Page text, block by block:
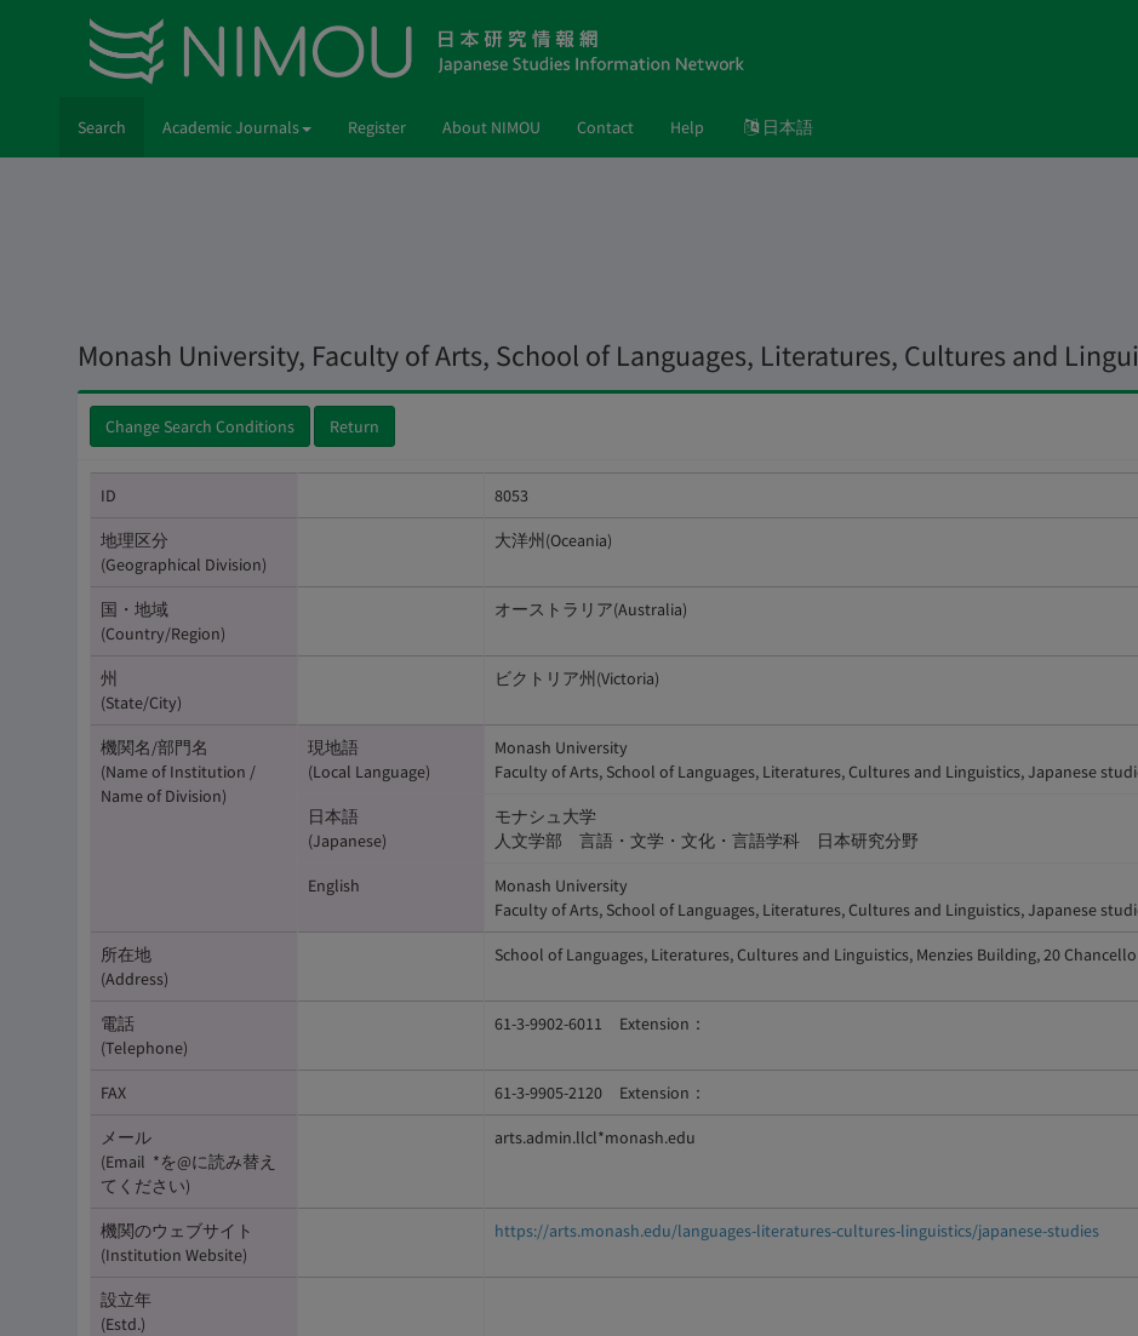
Search Academic Journals Register About NIMOU Contact Help 日本語
Monash University, Faculty of Arts, School of Languages, Literatures, Cultures and
Change Search Conditions Return
ID 8053
地理区分
(Geographical Division)
大洋州(Oceania)
国・地域
(Country/Region)
オーストラリア(Australia)
州
(State/City)
ビクトリア州(Victoria)
機関名/部門名
(Name of Institution /
Name of Division)
現地語
(Local Language)
Monash University
Faculty of Arts, School of Languages, Literatures, Cultures and Linguistics, Japanese
日本語
(Japanese)
モナシュ大学
人文学部 言語・文学・文化・言語学科 日本研究分野
English
Monash University
Faculty of Arts, School of Languages, Literatures, Cultures and Linguistics, Japanese
所在地
(Address)
School of Languages, Literatures, Cultures and Linguistics, Menzies Building, 20
電話
(Telephone)
61-3-9902-6011 Extension：
FAX 61-3-9905-2120 Extension：
メール
(Email *を@に読み替え
てください)
arts.admin.llcl*monash.edu
機関のウェブサイト
(Institution Website)
https://arts.monash.edu/languages-literatures-cultures-linguistics/japanese-studies
設立年
(Estd.)